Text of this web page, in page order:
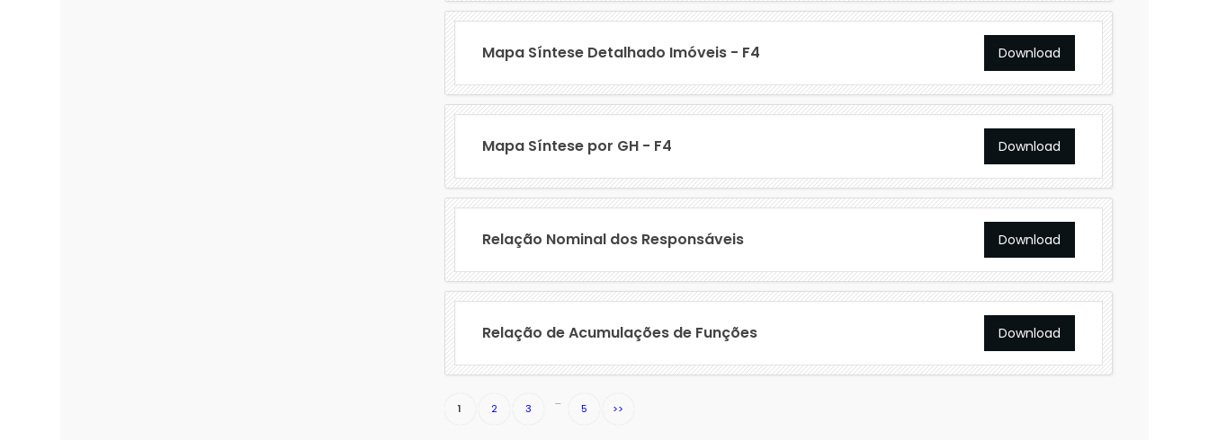
Mapa Síntese Detalhado Imóveis - F4 Download
Mapa Síntese por GH - F4 Download
Relação Nominal dos Responsáveis Download
Relação de Acumulações de Funções Download
1 2 3
…
5 >>